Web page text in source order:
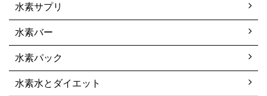
水素サプリ
水素バー
水素パック
水素水とダイエット